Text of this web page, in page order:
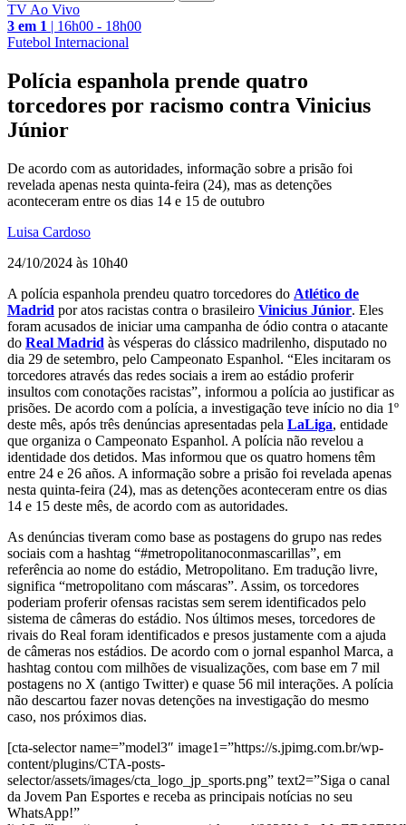
TV Ao Vivo
3 em 1 | 16h00 - 18h00
Futebol Internacional
Polícia espanhola prende quatro
torcedores por racismo contra Vinicius
Júnior
De acordo com as autoridades, informação sobre a prisão foi
revelada apenas nesta quinta-feira (24), mas as detenções
aconteceram entre os dias 14 e 15 de outubro
Luisa Cardoso
24/10/2024 às 10h40
A polícia espanhola prendeu quatro torcedores do Atlético de
Madrid por atos racistas contra o brasileiro Vinicius Júnior. Eles
foram acusados de iniciar uma campanha de ódio contra o atacante
do Real Madrid às vésperas do clássico madrilenho, disputado no
dia 29 de setembro, pelo Campeonato Espanhol. “Eles incitaram os
torcedores através das redes sociais a irem ao estádio proferir
insultos com conotações racistas”, informou a polícia ao justificar as
prisões. De acordo com a polícia, a investigação teve início no dia 1º
deste mês, após três denúncias apresentadas pela LaLiga, entidade
que organiza o Campeonato Espanhol. A polícia não revelou a
identidade dos detidos. Mas informou que os quatro homens têm
entre 24 e 26 años. A informação sobre a prisão foi revelada apenas
nesta quinta-feira (24), mas as detenções aconteceram entre os dias
14 e 15 deste mês, de acordo com as autoridades.
As denúncias tiveram como base as postagens do grupo nas redes
sociais com a hashtag “#metropolitanoconmascarillas”, em
referência ao nome do estádio, Metropolitano. Em tradução livre,
significa “metropolitano com máscaras”. Assim, os torcedores
poderiam proferir ofensas racistas sem serem identificados pelo
sistema de câmeras do estádio. Nos últimos meses, torcedores de
rivais do Real foram identificados e presos justamente com a ajuda
de câmeras nos estádios. De acordo com o jornal espanhol Marca, a
hashtag contou com milhões de visualizações, com base em 7 mil
postagens no X (antigo Twitter) e quase 56 mil interações. A polícia
não descartou fazer novas detenções na investigação do mesmo
caso, nos próximos dias.
[cta-selector name=”model3″ image1=”https://s.jpimg.com.br/wp-
content/plugins/CTA-posts-
selector/assets/images/cta_logo_jp_sports.png” text2=”Siga o canal
da Jovem Pan Esportes e receba as principais notícias no seu
WhatsApp!”